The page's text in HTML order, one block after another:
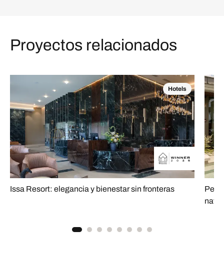
Proyectos relacionados
Hotels
Issa Resort: elegancia y bienestar sin fronteras
Petit